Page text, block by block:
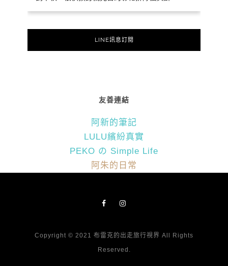
LINE訊息訂閱
友善連結
阿新的筆記
LULU繽紛真實
PEKO の Simple Life
阿朱的日常
Copyright © 2021 布雷克的出走旅行視界 All Rights
Reserved.